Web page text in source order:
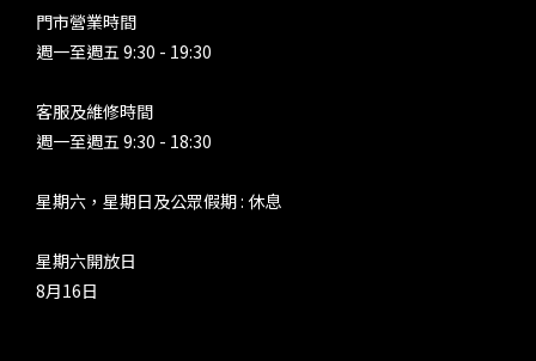
門市營業時間
週一至週五 9:30 - 19:30
客服及維修時間
週一至週五 9:30 - 18:30
星期六，星期日及公眾假期 : 休息
星期六開放日
8月16日